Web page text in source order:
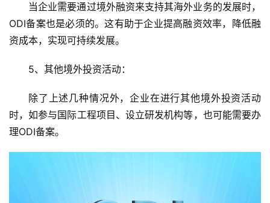
当企业需要通过境外融资来支持其海外业务的发展时，
ODI备案也是必须的。这有助于企业提高融资效率，降低融
资成本，实现可持续发展。
5、其他境外投资活动：
除了上述几种情况外，企业在进行其他境外投资活动
时，如参与国际工程项目、设立研发机构等，也可能需要办
理ODI备案。